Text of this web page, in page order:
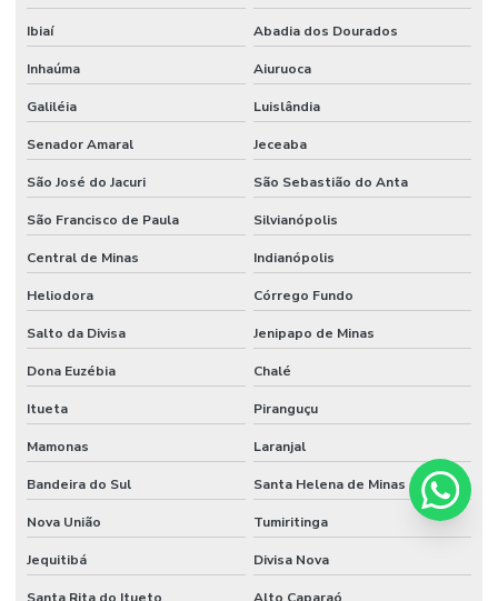
Ibiaí Abadia dos Dourados
Inhaúma Aiuruoca
Galiléia Luislândia
Senador Amaral Jeceaba
São José do Jacuri São Sebastião do Anta
São Francisco de Paula Silvianópolis
Central de Minas Indianópolis
Heliodora Córrego Fundo
Salto da Divisa Jenipapo de Minas
Dona Euzébia Chalé
Itueta Piranguçu
Mamonas Laranjal
Bandeira do Sul Santa Helena de Minas
Nova União Tumiritinga
Jequitibá Divisa Nova